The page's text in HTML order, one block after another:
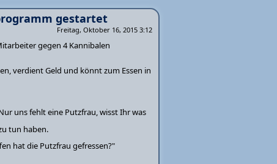
gestartet
Freitag, Oktober 16, 2015 3:12
gegen 4 Kannibalen
verdient Geld und könnt zum Essen in
uns fehlt eine Putzfrau, wisst Ihr was
tun haben.
hat die Putzfrau gefressen?"